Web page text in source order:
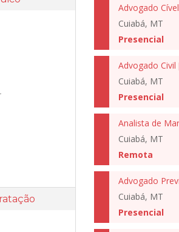
Cuiabá, MT
Presencial
Advogado
Cuiabá, MT
Presencial
Cuiabá, MT
Remota
Advogado
Cuiabá, MT
Presencial